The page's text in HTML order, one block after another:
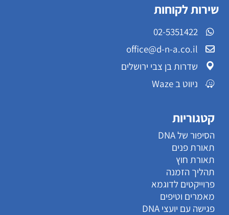
שירות לקוחות
02-5351422
office@d-n-a.co.il
שדרות בן צבי ירושלים
ניווט ב Waze
קטגוריות
הסיפור של DNA
תאורת פנים
תאורת חוץ
תהליך הזמנה
פרוייקטים לדוגמא
מאמרים וטיפים
פגישה עם יועצי DNA